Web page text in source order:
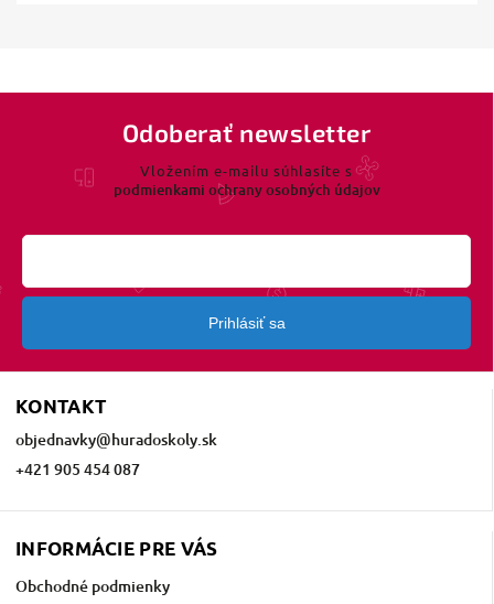
KONTAKT
objednavky@huradoskoly.sk
+421 905 454 087
INFORMÁCIE PRE VÁS
Obchodné podmienky
Odoberať newsletter
Vložením e-mailu súhlasíte s
podmienkami ochrany osobných údajov
Prihlásiť sa